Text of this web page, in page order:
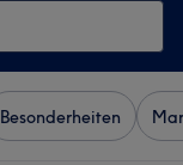
Besonderheiten